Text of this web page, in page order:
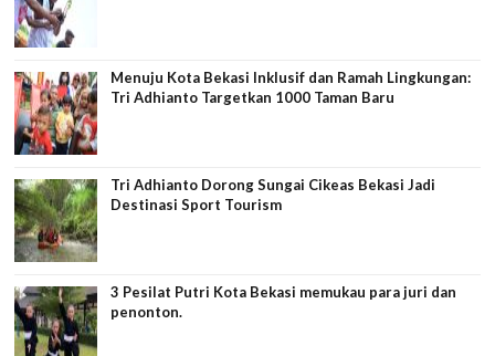
Menuju Kota Bekasi Inklusif dan Ramah Lingkungan:
Tri Adhianto Targetkan 1000 Taman Baru
Tri Adhianto Dorong Sungai Cikeas Bekasi Jadi
Destinasi Sport Tourism
3 Pesilat Putri Kota Bekasi memukau para juri dan
penonton.